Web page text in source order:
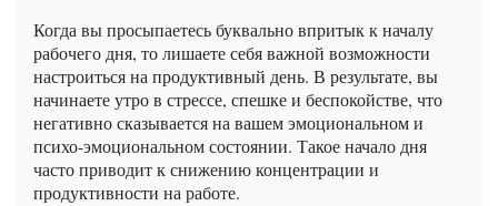
Когда вы просыпаетесь буквально впритык к началу
рабочего дня, то лишаете себя важной возможности
настроиться на продуктивный день. В результате, вы
начинаете утро в стрессе, спешке и беспокойстве, что
негативно сказывается на вашем эмоциональном и
психо-эмоциональном состоянии. Такое начало дня
часто приводит к снижению концентрации и
продуктивности на работе.